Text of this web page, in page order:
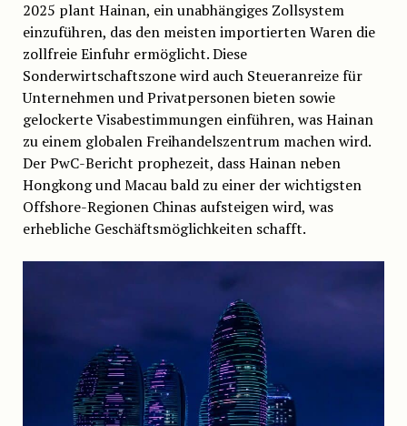
2025 plant Hainan, ein unabhängiges Zollsystem
einzuführen, das den meisten importierten Waren die
zollfreie Einfuhr ermöglicht. Diese
Sonderwirtschaftszone wird auch Steueranreize für
Unternehmen und Privatpersonen bieten sowie
gelockerte Visabestimmungen einführen, was Hainan
zu einem globalen Freihandelszentrum machen wird.
Der PwC-Bericht prophezeit, dass Hainan neben
Hongkong und Macau bald zu einer der wichtigsten
Offshore-Regionen Chinas aufsteigen wird, was
erhebliche Geschäftsmöglichkeiten schafft.